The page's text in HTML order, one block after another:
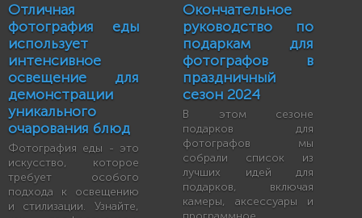
Отличная
фотография еды
использует
интенсивное
освещение для
демонстрации
уникального
очарования блюд
Фотография еды - это
искусство, которое
требует особого
подхода к освещению
и стилизации. Узнайте,
Окончательное
руководство по
подаркам для
фотографов в
праздничный
сезон 2024
В этом сезоне
подарков для
фотографов мы
собрали список из
лучших идей для
подарков, включая
камеры, аксессуары и